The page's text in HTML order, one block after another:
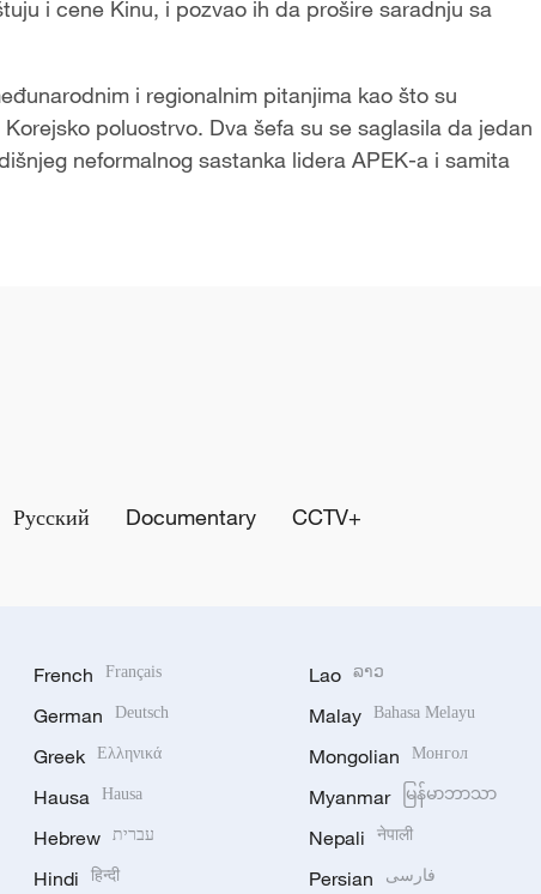
i cene Kinu, i pozvao ih da prošire saradnju sa
i regionalnim pitanjima kao što su
poluostrvo. Dva šefa su se saglasila da jedan
neformalnog sastanka lidera APEK-a i samita
Русский Documentary CCTV+
French Français
German Deutsch
Greek Ελληνικά
Hausa Hausa
Hebrew עברית
Hindi हिन्दी
Lao ລາວ
Malay Bahasa Melayu
Mongolian Монгол
Myanmar မြန်မာဘာသာ
Nepali नेपाली
Persian فارسی